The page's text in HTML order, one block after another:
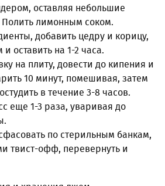
оставляя небольшие
Полить лимонным соком.
добавить цедру и корицу,
оставить на 1-2 часа.
на плиту, довести до кипения и
10 минут, помешивая, затем
в течение 3-8 часов.
еще 1-3 раза, уваривая до
по стерильным банкам,
твист-офф, перевернуть и